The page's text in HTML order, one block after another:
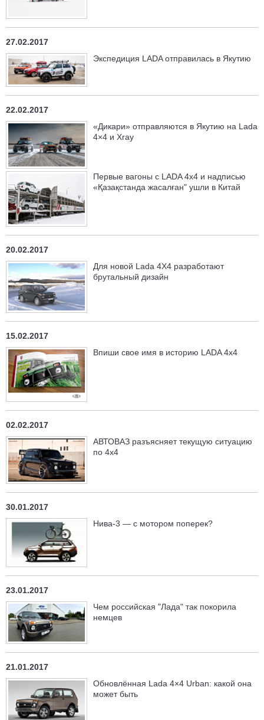
27.02.2017
Экспедиция LADA отправилась в Якутию
22.02.2017
«Дикари» отправляются в Якутию на Lada
4×4 и Xray
Первые вагоны с LADA 4x4 и надписью
«Қазақстанда жасалған" ушли в Китай
20.02.2017
Для новой Lada 4X4 разработают
брутальный дизайн
15.02.2017
Впиши свое имя в историю LADA 4x4
02.02.2017
АВТОВАЗ разъясняет текущую ситуацию
по 4х4
30.01.2017
Нива-3 — с мотором поперек?
23.01.2017
Чем российская "Лада" так покорила
немцев
21.01.2017
Обновлённая Lada 4×4 Urban: какой она
может быть